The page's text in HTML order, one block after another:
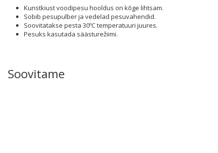
Kunstkiust voodipesu hooldus on kõge lihtsam.
Sobib pesupulber ja vedelad pesuvahendid.
Soovitatakse pesta 30ºC temperatuuri juures.
Pesuks kasutada säästurežiimi.
Soovitame